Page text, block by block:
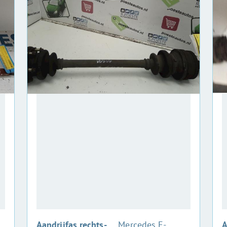
Aandrijfas rechts- :Mercedes E-